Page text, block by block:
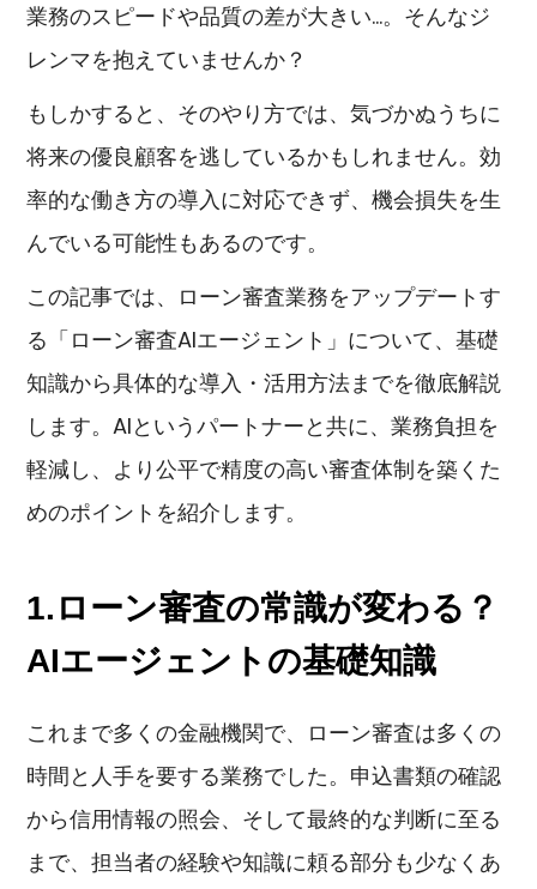
業務のスピードや品質の差が大きい…。そんなジ
レンマを抱えていませんか？
もしかすると、そのやり方では、気づかぬうちに
将来の優良顧客を逃しているかもしれません。効
率的な働き方の導入に対応できず、機会損失を生
んでいる可能性もあるのです。
この記事では、ローン審査業務をアップデートす
る「ローン審査AIエージェント」について、基礎
知識から具体的な導入・活用方法までを徹底解説
します。AIというパートナーと共に、業務負担を
軽減し、より公平で精度の高い審査体制を築くた
めのポイントを紹介します。
1.ローン審査の常識が変わる？
AIエージェントの基礎知識
これまで多くの金融機関で、ローン審査は多くの
時間と人手を要する業務でした。申込書類の確認
から信用情報の照会、そして最終的な判断に至る
まで、担当者の経験や知識に頼る部分も少なくあ